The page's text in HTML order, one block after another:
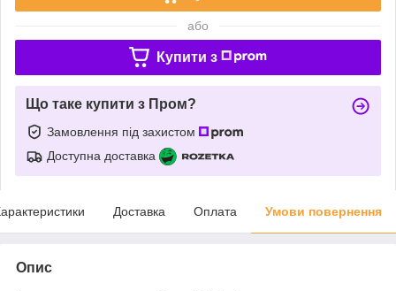
або
Купити з
Що таке купити з Пром?
Замовлення під захистом
Доступна доставка
Доставка Оплата Умови повернення
Опис